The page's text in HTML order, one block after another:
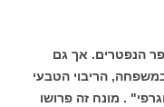
הנפטרים. אך גם
שמספר הילדים בהן הוא 2 במשפחה, הריבוי הטבעי
. מונח זה פרושו